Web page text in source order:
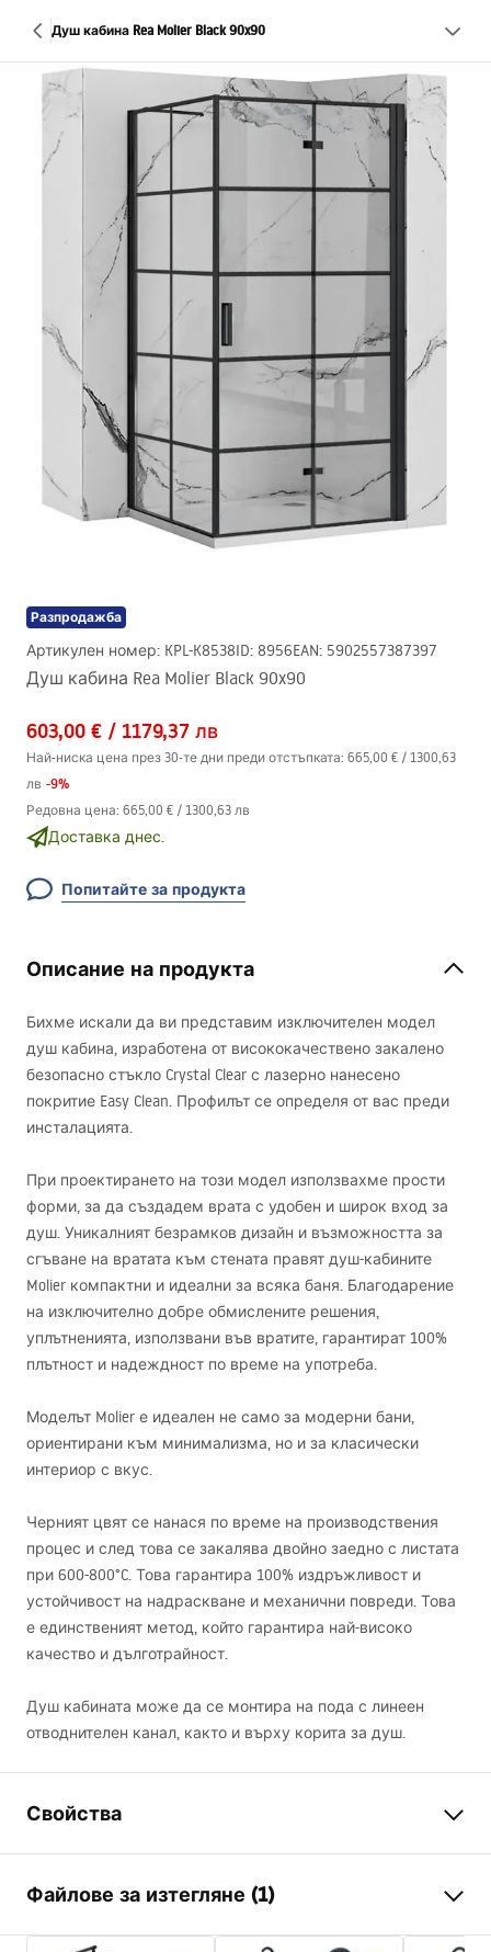
Душ кабина Rea Molier Black 90x90
Разпродажба
Артикулен номер: KPL-K8538ID: 8956EAN: 5902557387397
Душ кабина Rea Molier Black 90x90
603,00 € / 1179,37 лв
Най-ниска цена през 30-те дни преди отстъпката: 665,00 € / 1300,63
лв -9%
Редовна цена: 665,00 € / 1300,63 лв
Доставка днес.
Попитайте за продукта
Описание на продукта
Бихме искали да ви представим изключителен модел
душ кабина, изработена от висококачествено закалено
безопасно стъкло Crystal Clear с лазерно нанесено
покритие Easy Clean. Профилът се определя от вас преди
инсталацията.
При проектирането на този модел използвахме прости
форми, за да създадем врата с удобен и широк вход за
душ. Уникалният безрамков дизайн и възможността за
сгъване на вратата към стената правят душ-кабините
Molier компактни и идеални за всяка баня. Благодарение
на изключително добре обмислените решения,
уплътненията, използвани във вратите, гарантират 100%
плътност и надеждност по време на употреба.
Моделът Molier е идеален не само за модерни бани,
ориентирани към минимализма, но и за класически
интериор с вкус.
Черният цвят се нанася по време на производствения
процес и след това се закалява двойно заедно с листата
при 600-800°C. Това гарантира 100% издръжливост и
устойчивост на надраскване и механични повреди. Това
е единственият метод, който гарантира най-високо
качество и дълготрайност.
Душ кабината може да се монтира на пода с линеен
отводнителен канал, както и върху корита за душ.
Свойства
Цвят на смесителя
Черни
тип душ-кабина
Ъглова
Файлове за изтегляне (1)